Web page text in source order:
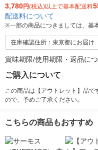
3,780円(税込)以上で基本配送料
配送料について
※一部の商品につきましては、基
在庫確認住所：東京都にお届け
賞味期限/使用期限・返品に
ご購入について
この商品は【アウトレット】品
ので、予めご了承ください。
こちらの商品もおすすめ